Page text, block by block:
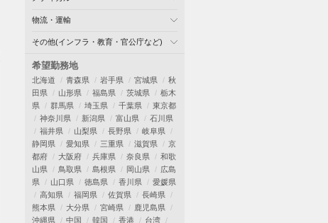
物流・運輸
その他(インフラ・教育・官公庁など)
希望勤務地
北海道 青森県 岩手県 宮城県
秋
田県
山形県 福島県 茨城県
栃木
県
群馬県 埼玉県 千葉県
東京都
神奈川県
新潟県 富山県
石川県
福井県
山梨県 長野県
岐阜県
静岡県
愛知県 三重県 滋賀県
京
都府
大阪府 兵庫県 奈良県
和歌
山県
鳥取県 島根県 岡山県
広島
県
山口県 徳島県 香川県
愛媛県
高知県
福岡県 佐賀県
長崎県
熊本県
大分県 宮崎県
鹿児島県
沖縄県
中国 韓国 香港
台湾